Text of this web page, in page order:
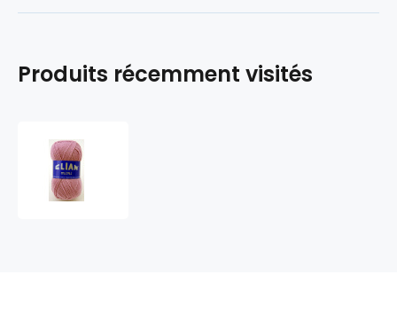
Produits récemment visités